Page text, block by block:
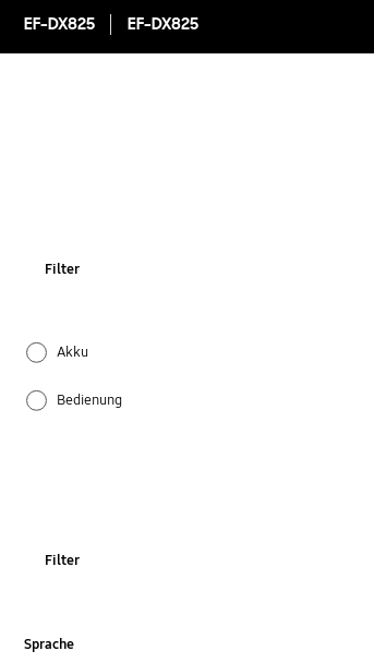
EF-DX825 EF-DX825
Filter
Akku
Bedienung
Filter
Sprache